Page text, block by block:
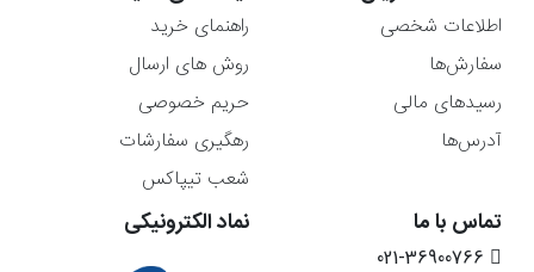
اطلاعات شخصی
سفارش‌ها
رسیدهای مالی
آدرس‌ها
راهنمای خرید
روش های ارسال
حریم خصوصی
رهگیری سفارشات
شعب تیپاکس
تماس با ما نماد الکترونیکی